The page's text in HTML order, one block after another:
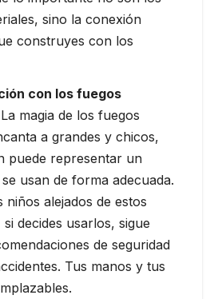
sino la conexión
construyes con los
con los fuegos
La magia de los fuegos
a grandes y chicos,
puede representar un
usan de forma adecuada.
niños alejados de estos
decides usarlos, sigue
de seguridad
Tus manos y tus